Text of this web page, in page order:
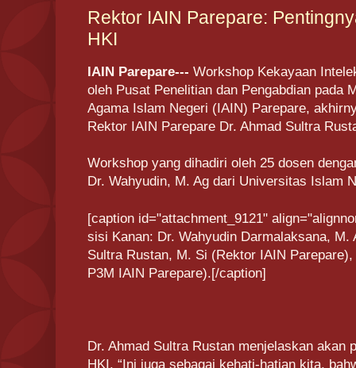
Rektor IAIN Parepare:
HKI
IAIN Parepare--- Workshop Kekayaan
oleh Pusat Penelitian dan Pengabdian pada
Agama Islam Negeri (IAIN) Parepare,
Rektor IAIN Parepare Dr. Ahmad Sultra
Workshop yang dihadiri oleh 25 dosen
Dr. Wahyudin, M. Ag dari Universitas Islam
[caption id="attachment_9121"
sisi Kanan: Dr. Wahyudin Darmalaksana, M.
Sultra Rustan, M. Si (Rektor IAIN
P3M IAIN Parepare).[/caption]
Dr. Ahmad Sultra Rustan menjelaskan akan
HKI. “Ini juga sebagai kehati-hatian kita,